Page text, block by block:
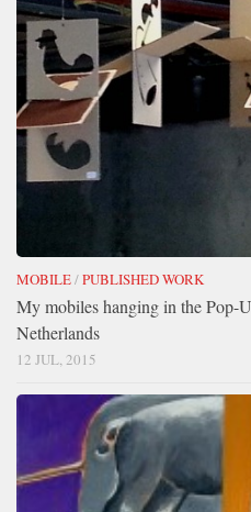
MOBILE/PUBLISHED WORK
My mobiles hanging in the Pop-
Netherlands
12 JUL, 2015